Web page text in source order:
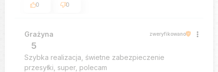
0
0
Grażyna zweryfikowano
5
Szybka realizacja, świetne zabezpieczenie
przesyłki, super, polecam